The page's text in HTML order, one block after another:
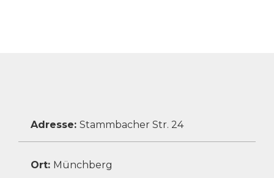
Adresse: Stammbacher Str. 24
Ort: Münchberg